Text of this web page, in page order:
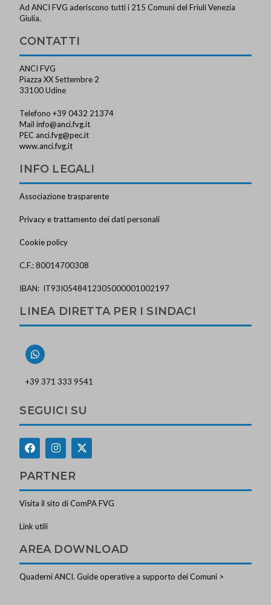
Ad ANCI FVG aderiscono tutti i 215 Comuni del Friuli Venezia
Giulia.
CONTATTI
ANCI FVG
Piazza XX Settembre 2
33100 Udine
Telefono +39 0432 21374
Mailinfo@anci.fvg.it
PEC anci.fvg@pec.it
www.anci.fvg.it
INFO LEGALI
Associazione trasparente
Privacy e trattamento dei dati personali
Cookie policy
C.F.: 80014700308
IBAN: IT93I0548412305000001002197
LINEA DIRETTA PER I SINDACI
+39 371 333 9541
SEGUICI SU
PARTNER
Visita il sito di ComPA FVG
Link utili
AREA DOWNLOAD
Quaderni ANCI. Guide operative a supporto dei Comuni >